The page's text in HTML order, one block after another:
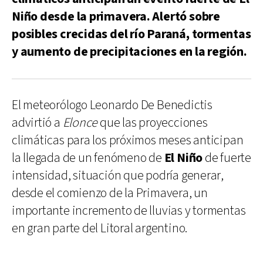
Niño desde la primavera. Alertó sobre
posibles crecidas del río Paraná, tormentas
y aumento de precipitaciones en la región.
El meteorólogo Leonardo De Benedictis
advirtió a Elonceque las proyecciones
climáticas para los próximos meses anticipan
la llegada de un fenómeno de El Niñode fuerte
intensidad, situación que podría generar,
desde el comienzo de la Primavera, un
importante incremento de lluvias y tormentas
en gran parte del Litoral argentino.